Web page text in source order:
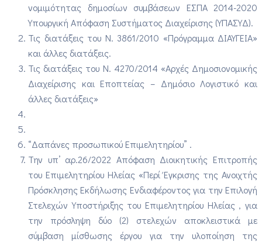
νομιμότητας δημοσίων συμβάσεων ΕΣΠΑ 2014-2020
Υπουργική Απόφαση Συστήματος Διαχείρισης (ΥΠΑΣΥΔ).
Τις διατάξεις του Ν. 3861/2010 «Πρόγραμμα ΔΙΑΥΓΕΙΑ»
και άλλες διατάξεις.
Τις διατάξεις του Ν. 4270/2014 «Αρχές Δημοσιονομικής
Διαχείρισης και Εποπτείας – Δημόσιο Λογιστικό και
άλλες διατάξεις»
“Δαπάνες προσωπικού Επιμελητηρίου” .
Την υπ’ αρ.26/2022 Απόφαση Διοικητικής Επιτροπής
του Επιμελητηρίου Ηλείας «Περί Έγκρισης της Ανοιχτής
Πρόσκλησης Εκδήλωσης Ενδιαφέροντος για την Επιλογή
Στελεχών Υποστήριξης του Επιμελητηρίου Ηλείας , για
την πρόσληψη δύο (2) στελεχών αποκλειστικά με
σύμβαση μίσθωσης έργου για την υλοποίηση της